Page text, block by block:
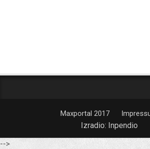
Maxportal 2017
Izradio: Inpendio
-->